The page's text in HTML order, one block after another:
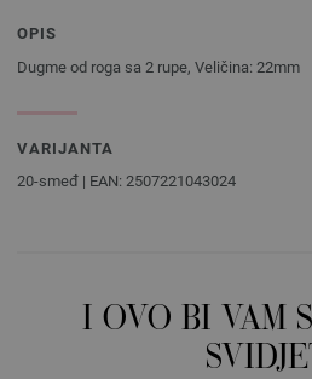
OPIS
Dugme od roga sa 2 rupe, Veličina: 22mm
VARIJANTA
20-smeđ | EAN: 2507221043024
I OVO BI VAM